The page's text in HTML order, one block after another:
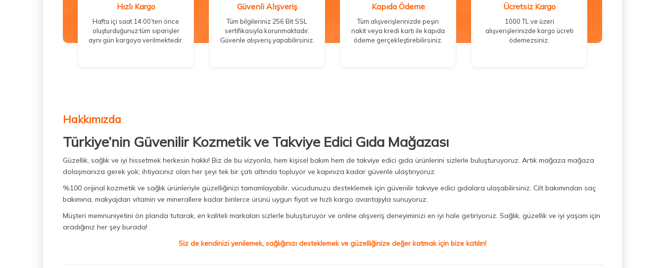
Hızlı Kargo
Hafta içi saat 14:00’ten önce
oluşturduğunuz tüm siparişler
aynı gün kargoya verilmektedir.
Güvenli Alışveriş
Tüm bilgileriniz 256 Bit SSL
sertifikasıyla korunmaktadır.
Güvenle alışveriş yapabilirsiniz.
Kapıda Ödeme
Tüm alışverişlerinizde peşin
nakit veya kredi kartı ile kapıda
ödeme gerçekleştirebilirsiniz.
Ücretsiz Kargo
1000 TL ve üzeri
alışverişlerinizde kargo ücreti
ödemezsiniz.
Hakkımızda
Türkiye’nin Güvenilir Kozmetik ve Takviye Edici Gıda Mağazası
Güzellik, sağlık ve iyi hissetmek herkesin hakkı! Biz de bu vizyonla, hem kişisel bakım hem de takviye edici gıda ürünlerini sizlerle buluşturuyoruz. Artık mağaza mağaza
dolaşmanıza gerek yok; ihtiyacınız olan her şeyi tek bir çatı altında topluyor ve kapınıza kadar güvenle ulaştırıyoruz.
%100 orijinal kozmetik ve sağlık ürünleriyle güzelliğinizi tamamlayabilir, vücudunuzu desteklemek için güvenilir takviye edici gıdalara ulaşabilirsiniz. Cilt bakımından saç
bakımına, makyajdan vitamin ve minerallere kadar binlerce ürünü uygun fiyat ve hızlı kargo avantajıyla sunuyoruz.
Müşteri memnuniyetini ön planda tutarak, en kaliteli markaları sizlerle buluşturuyor ve online alışveriş deneyiminizi en iyi hale getiriyoruz. Sağlık, güzellik ve iyi yaşam için
aradığınız her şey burada!
Siz de kendinizi yenilemek, sağlığınızı desteklemek ve güzelliğinize değer katmak için bize katılın!